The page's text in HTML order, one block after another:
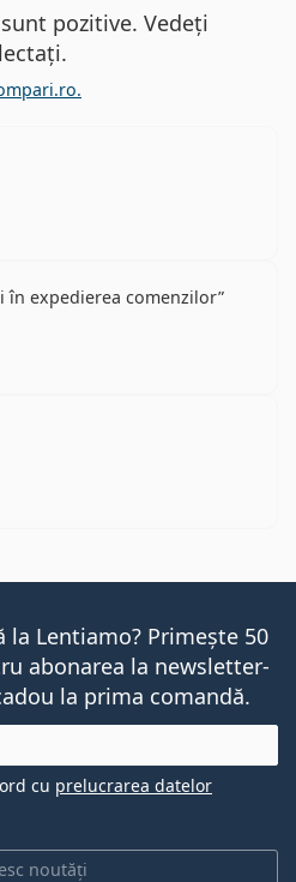
pozitive. Vedeți
în expedierea comenzilor
Lentiamo? Primește 50
abonarea la newsletter-
la prima comandă.
noutăți
cu prelucrarea datelor